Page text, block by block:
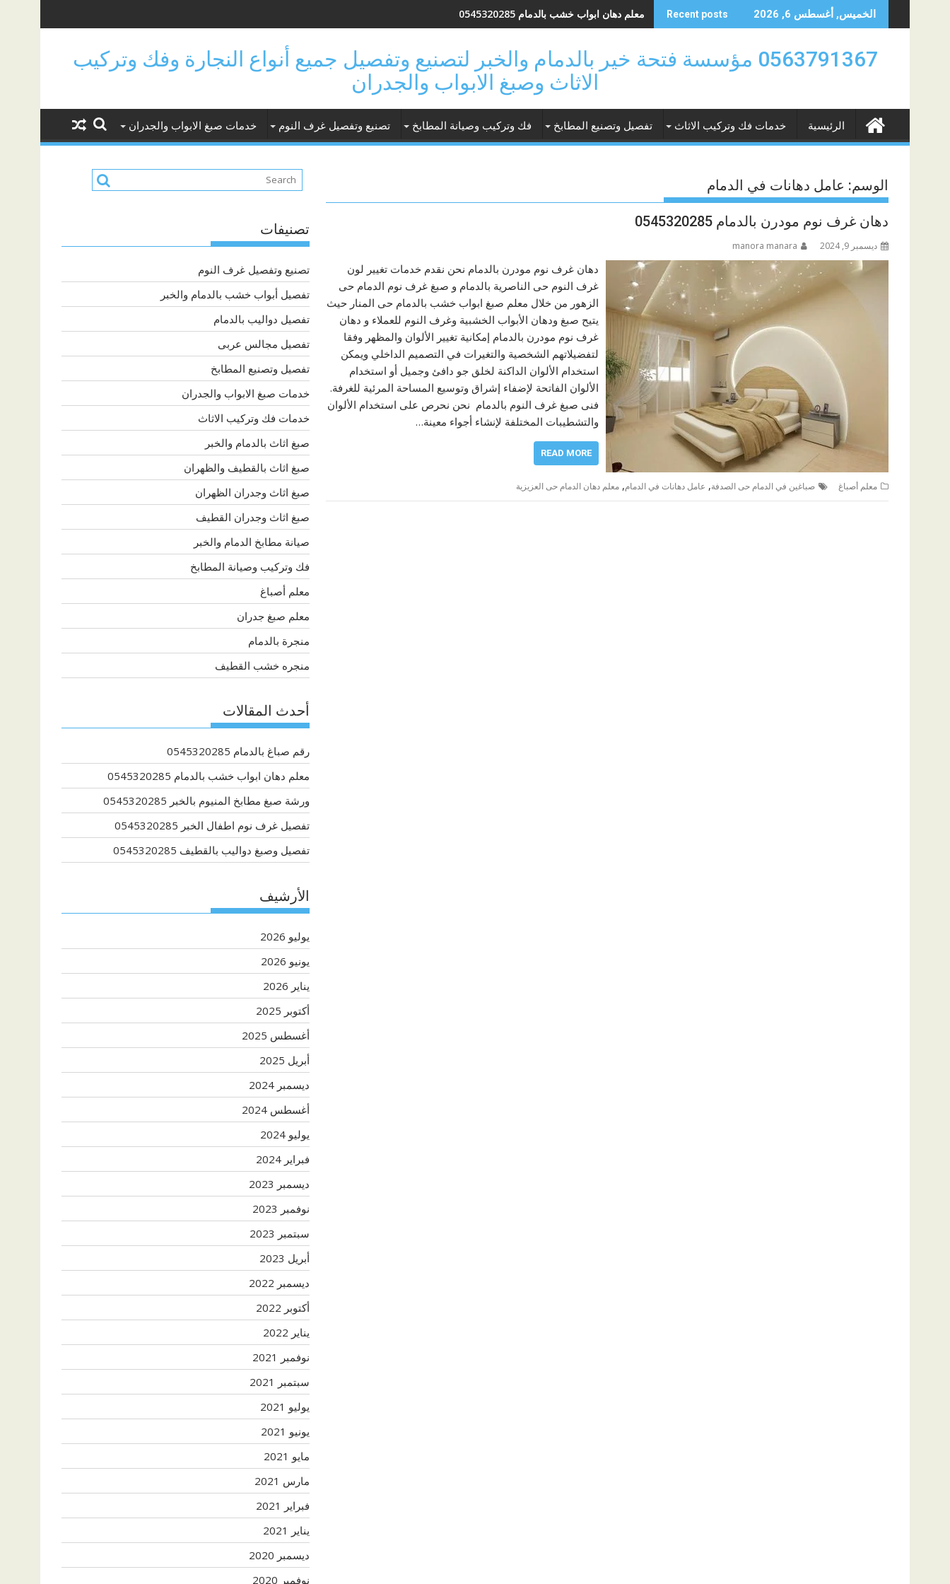
to
الخميس, أغسطس 6, 2026 Recent posts معلم دهان ابواب خشب بالدمام 0545320285
0563791367 مؤسسة فتحة خير بالدمام والخبر لتصنيع وتفصيل جميع أنواع النجارة وفك وتركيب
الاثاث وصبغ الابواب والجدران
الرئيسية خدمات فك وتركيب الاثاث تفصيل وتصنيع المطابخ فك وتركيب وصيانة المطابخ تصنيع وتفصيل غرف النوم خدمات صبغ الابواب والجدران
الوسم: عامل دهانات في الدمام
دهان غرف نوم مودرن بالدمام 0545320285
ديسمبر 9, 2024 manora manara
دهان غرف نوم مودرن بالدمام نحن نقدم خدمات تغيير لون
غرف النوم حى الناصرية بالدمام و صبغ غرف نوم الدمام حى
الزهور من خلال معلم صبغ ابواب خشب بالدمام حى المنار حيث
يتيح صبغ ودهان الأبواب الخشبية وغرف النوم للعملاء و دهان
غرف نوم مودرن بالدمام إمكانية تغيير الألوان والمظهر وفقا
لتفضيلاتهم الشخصية والتغيرات في التصميم الداخلي ويمكن
استخدام الألوان الداكنة لخلق جو دافئ وجميل أو استخدام
الألوان الفاتحة لإضفاء إشراق وتوسيع المساحة المرئية للغرفة.
فنى صبغ غرف النوم بالدمام نحن نحرص على استخدام الألوان
والتشطيبات المختلفة لإنشاء أجواء معينة…
READ MORE
معلم أصباغ صباغين في الدمام حى الصدفة, عامل دهانات في الدمام, معلم دهان الدمام حى العزيزية
تصنيفات
تصنيع وتفصيل غرف النوم
تفصيل أبواب خشب بالدمام والخبر
تفصيل دواليب بالدمام
تفصيل مجالس عربى
تفصيل وتصنيع المطابخ
خدمات صبغ الابواب والجدران
خدمات فك وتركيب الاثاث
صبغ اثاث بالدمام والخبر
صبغ اثاث بالقطيف والظهران
صبغ اثاث وجدران الظهران
صبغ اثاث وجدران القطيف
صيانة مطابخ الدمام والخبر
فك وتركيب وصيانة المطابخ
معلم أصباغ
معلم صبغ جدران
منجرة بالدمام
منجره خشب القطيف
أحدث المقالات
رقم صباغ بالدمام 0545320285
معلم دهان ابواب خشب بالدمام 0545320285
ورشة صبغ مطابخ المنيوم بالخبر 0545320285
تفصيل غرف نوم اطفال الخبر 0545320285
تفصيل وصبغ دواليب بالقطيف 0545320285
الأرشيف
يوليو 2026
يونيو 2026
يناير 2026
أكتوبر 2025
أغسطس 2025
أبريل 2025
ديسمبر 2024
أغسطس 2024
يوليو 2024
فبراير 2024
ديسمبر 2023
نوفمبر 2023
سبتمبر 2023
أبريل 2023
ديسمبر 2022
أكتوبر 2022
يناير 2022
نوفمبر 2021
سبتمبر 2021
يوليو 2021
يونيو 2021
مايو 2021
مارس 2021
فبراير 2021
يناير 2021
ديسمبر 2020
نوفمبر 2020